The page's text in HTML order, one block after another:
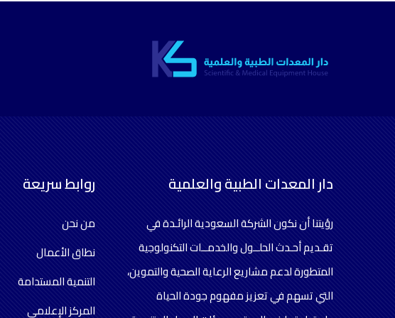
دار المعدات الطبية والعلمية
رؤيتنا أن نكون الشركة السعودية الرائـدة في
تقـديم أحـدث الحلــول والخدمــات التكنولوجية
المتطورة لدعم مشاريع الرعاية الصحية والتموين،
التي تسهم في تعزيز مفهوم جودة الحياة
روابط سريعة
من نحن
نطاق الأعمال
التنمية المستدامة
المركز الإعلامي